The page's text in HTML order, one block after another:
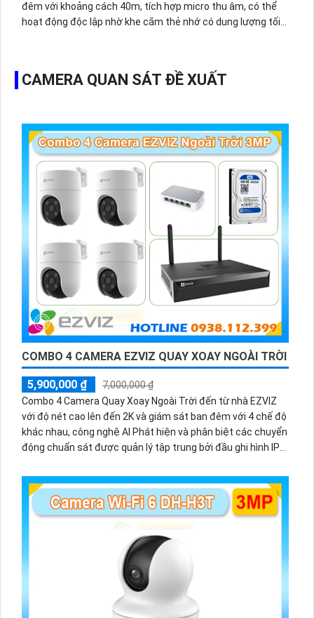
đêm với khoảng cách 40m, tích hợp micro thu âm, có thể
hoạt động độc lập nhờ khe cắm thẻ nhớ có dung lượng tối
CAMERA QUAN SÁT ĐỀ XUẤT
COMBO 4 CAMERA EZVIZ QUAY XOAY NGOÀI TRỜI
5,900,000 ₫
7,000,000 ₫
Combo 4 Camera Quay Xoay Ngoài Trời đến từ nhà EZVIZ
với độ nét cao lên đến 2K và giám sát ban đêm với 4 chế độ
khác nhau, công nghệ AI Phát hiện và phân biệt các chuyển
động chuẩn sát được quản lý tập trung bởi đầu ghi hình IP